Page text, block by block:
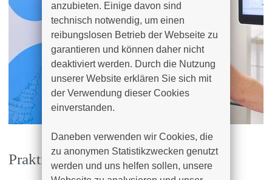
Praktisches Jahr
anzubieten. Einige davon sind
technisch notwendig, um einen
reibungslosen Betrieb der Webseite zu
garantieren und können daher nicht
deaktiviert werden. Durch die Nutzung
unserer Website erklären Sie sich mit
der Verwendung dieser Cookies
einverstanden.
Daneben verwenden wir Cookies, die
zu anonymen Statistikzwecken genutzt
werden und uns helfen sollen, unsere